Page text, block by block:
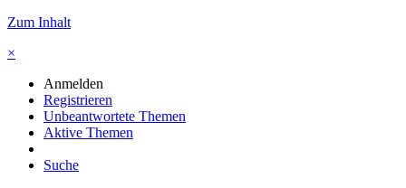
Zum Inhalt
×
Anmelden
Registrieren
Unbeantwortete Themen
Aktive Themen
Suche